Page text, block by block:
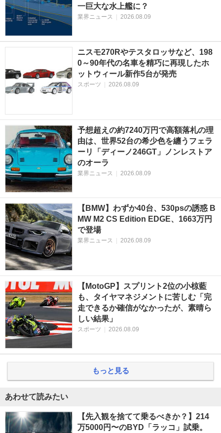
一巨大な水上艦に？
業界ニュース 2026.08.09
ニスモ270Rやテスタロッサなど、198
0～90年代の名車を精巧に再現したホ
ットウィール新作5台が発売
スポーツ 2026.08.09
予想超えの約7240万円で高額落札の理
由は、世界52台の希少色を纏うフェラ
ーリ「ディーノ246GT」ノンレストア
のオーラ
業界ニュース 2026.08.09
【BMW】わずか40台、530psの誘惑 B
MW M2 CS Edition EDGE、1663万円
で登場
業界ニュース 2026.08.09
【MotoGP】スプリント2位の小椋藍
も、タイヤマネジメントに苦しむ「完
走できるか確信がなかったが、素晴ら
しい結果」
スポーツ 2026.08.09
もっと見る
あわせて読みたい
【先入観を捨てて乗るべきか？】214
万5000円〜のBYD「ラッコ」試乗。